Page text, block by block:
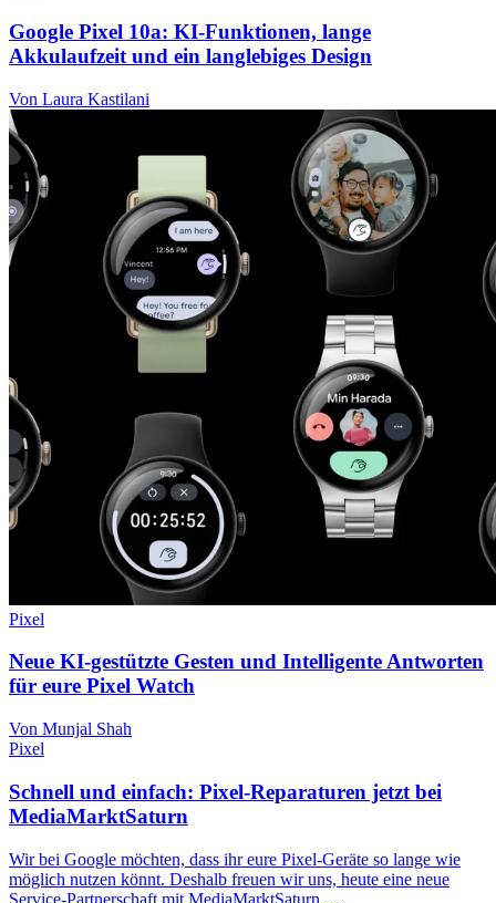
Google Pixel 10a: KI-Funktionen, lange
Akkulaufzeit und ein langlebiges Design
Von Laura Kastilani
Pixel
Neue KI-gestützte Gesten und Intelligente Antworten
für eure Pixel Watch
Von Munjal Shah
Pixel
Schnell und einfach: Pixel-Reparaturen jetzt bei
MediaMarktSaturn
Wir bei Google möchten, dass ihr eure Pixel-Geräte so lange wie
möglich nutzen könnt. Deshalb freuen wir uns, heute eine neue
Service-Partnerschaft mit MediaMarktSaturn …